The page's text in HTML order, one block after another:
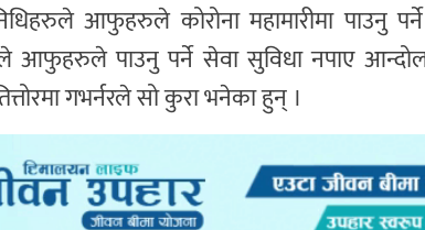
आफुहरुले कोरोना महामारीमा पाउनु
आफुहरुले पाउनु पर्ने सेवा सुविधा नपाए
गभर्नरले सो कुरा भनेका हुन् ।